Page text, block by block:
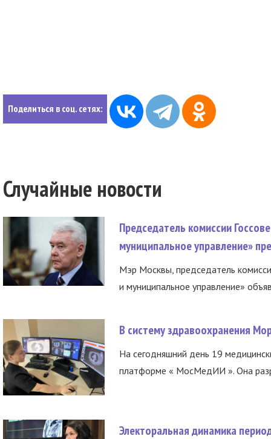
Поделиться в соц. сетях:
Случайные новости
Председатель комиссии
муниципальное управление»
Мэр Москвы, председатель
и муниципальное управление»
В систему здравоохранения
На сегодняшний день 19
платформе « МосМедИИ ». Она
Электоральная динамика